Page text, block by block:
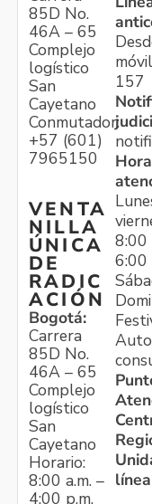
85D No.
46A – 65
Complejo
logístico
San
Cayetano
Conmutador:
+57 (601)
7965150
VENTA
NILLA
ÚNICA
DE
RADIC
ACIÓN
Bogotá:
Carrera
85D No.
46A – 65
Complejo
logístico
San
Cayetano
Horario:
8:00 a.m. –
4:00 p.m.
157
8:00
6:00
Auto
línea